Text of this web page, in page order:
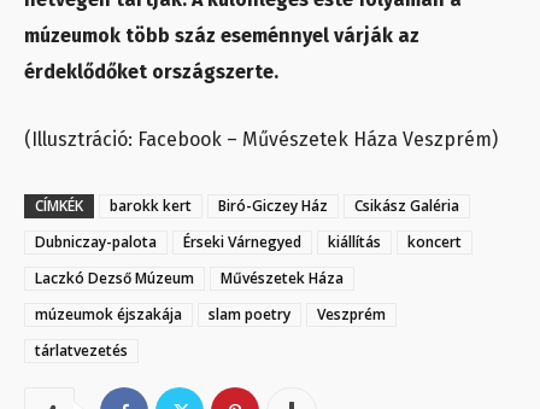
múzeumok több száz eseménnyel várják az
érdeklődőket országszerte.
(Illusztráció: Facebook – Művészetek Háza Veszprém)
CÍMKÉK barokk kert Biró-Giczey Ház
Csikász Galéria
Dubniczay-palota
Érseki Várnegyed kiállítás
koncert
Laczkó Dezső Múzeum
Művészetek Háza
múzeumok éjszakája
slam poetry
Veszprém
tárlatvezetés